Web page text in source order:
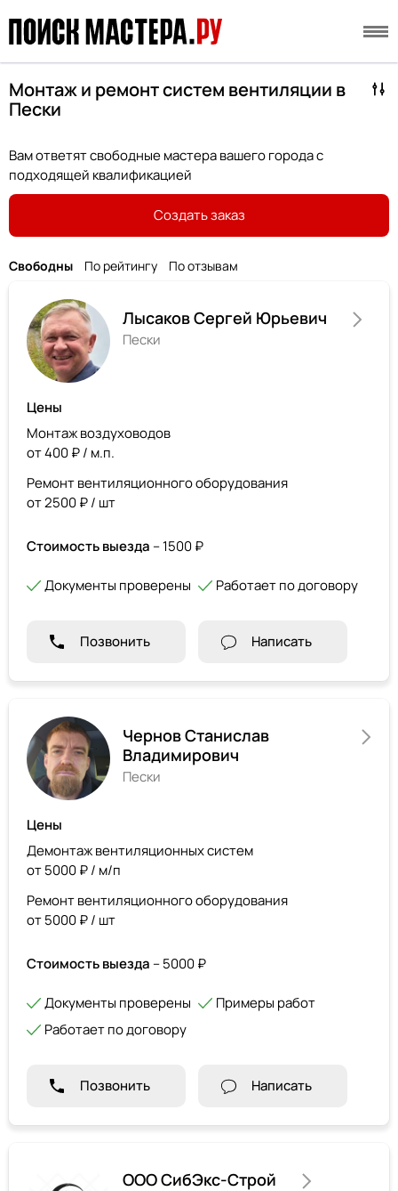
Монтаж и ремонт систем вентиляции в
Пески
Вам ответят свободные мастера вашего города с
подходящей квалификацией
Создать заказ
Свободны По рейтингу По отзывам
Лысаков Сергей Юрьевич
Пески
Цены
Монтаж воздуховодов
от 400 ₽ / м.п.
Ремонт вентиляционного оборудования
от 2500 ₽ / шт
Стоимость выезда – 1500 ₽
Документы проверены Работает по договору
Позвонить Написать
Чернов Станислав
Владимирович
Пески
Цены
Демонтаж вентиляционных систем
от 5000 ₽ / м/п
Ремонт вентиляционного оборудования
от 5000 ₽ / шт
Стоимость выезда – 5000 ₽
Документы проверены
Примеры работ
Работает по договору
Позвонить Написать
ООО СибЭкс-Строй